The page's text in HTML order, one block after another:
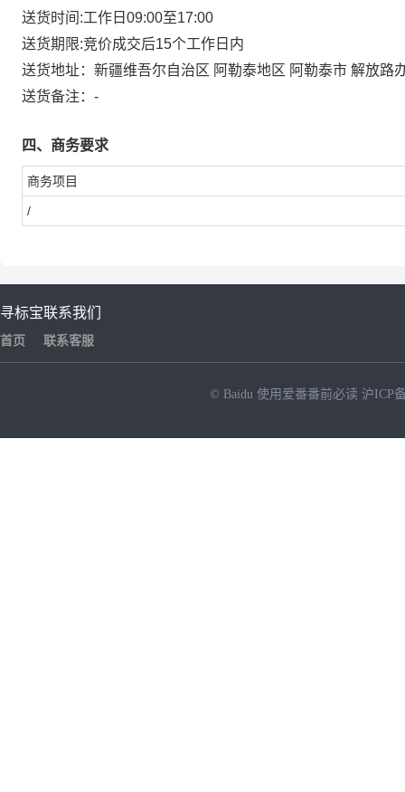
送货时间:工作日09:00至17:00
送货期限:竞价成交后15个工作日内
送货地址： 新疆维吾尔自治区 阿勒泰地区 阿勒泰市 解放路
送货备注： -
四、商务要求
商务项目
/
寻标宝
首页
联系我们
联系客服
© Baidu 使用爱番番前必读 沪ICP